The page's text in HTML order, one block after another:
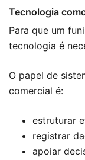
Tecnologia
Para que um
tecnologia é
O papel de
comercial é:
estruturar
registrar
apoiar